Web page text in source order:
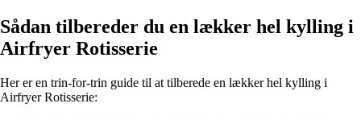
Sådan tilbereder du en lækker hel kylling i
Airfryer Rotisserie
Her er en trin-for-trin guide til at tilberede en lækker hel kylling i
Airfryer Rotisserie: